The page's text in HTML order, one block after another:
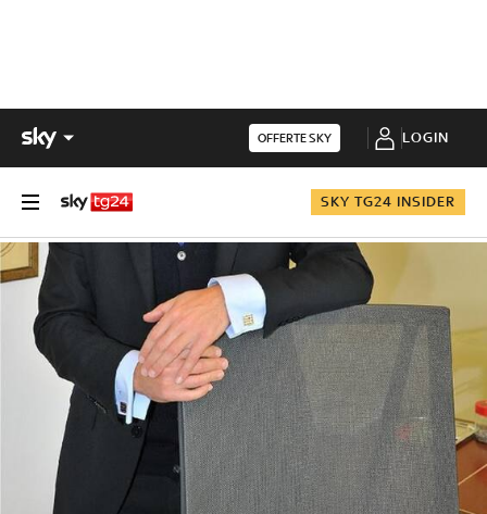
OFFERTE SKY LOGIN
SKY TG24 INSIDER